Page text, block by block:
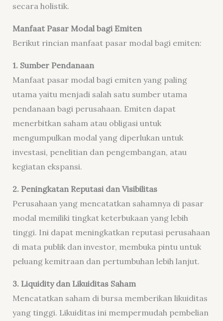
secara holistik.
Manfaat Pasar Modal bagi Emiten
Berikut rincian manfaat pasar modal bagi emiten:
1. Sumber Pendanaan
Manfaat pasar modal bagi emiten yang paling
utama yaitu menjadi salah satu sumber utama
pendanaan bagi perusahaan. Emiten dapat
menerbitkan saham atau obligasi untuk
mengumpulkan modal yang diperlukan untuk
investasi, penelitian dan pengembangan, atau
kegiatan ekspansi.
2. Peningkatan Reputasi dan Visibilitas
Perusahaan yang mencatatkan sahamnya di pasar
modal memiliki tingkat keterbukaan yang lebih
tinggi. Ini dapat meningkatkan reputasi perusahaan
di mata publik dan investor, membuka pintu untuk
peluang kemitraan dan pertumbuhan lebih lanjut.
3. Liquidity dan Likuiditas Saham
Mencatatkan saham di bursa memberikan likuiditas
yang tinggi. Likuiditas ini mempermudah pembelian